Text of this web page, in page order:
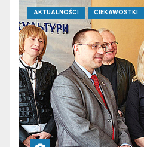
AKTUALNOŚCI CIEKAWOSTKI